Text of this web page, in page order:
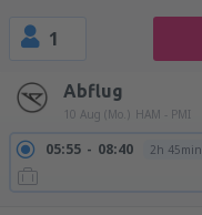
1
Abflug
10 Aug (Mo.) HAM - PMI
05:55 08:40 2h 45min